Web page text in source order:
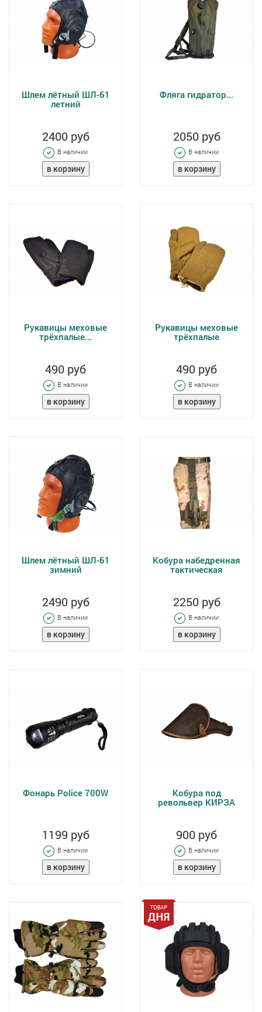
Шлем лётный ШЛ-61
летний
2400 руб
В наличии
Фляга гидратор...
2050 руб
В наличии
Рукавицы меховые
трёхпалые...
490 руб
В наличии
Рукавицы меховые
трёхпалые
490 руб
В наличии
Шлем лётный ШЛ-61
зимний
2490 руб
В наличии
Кобура набедренная
тактическая
2250 руб
В наличии
Фонарь Police 700W
1199 руб
В наличии
Кобура под
револьвер КИРЗА
900 руб
В наличии